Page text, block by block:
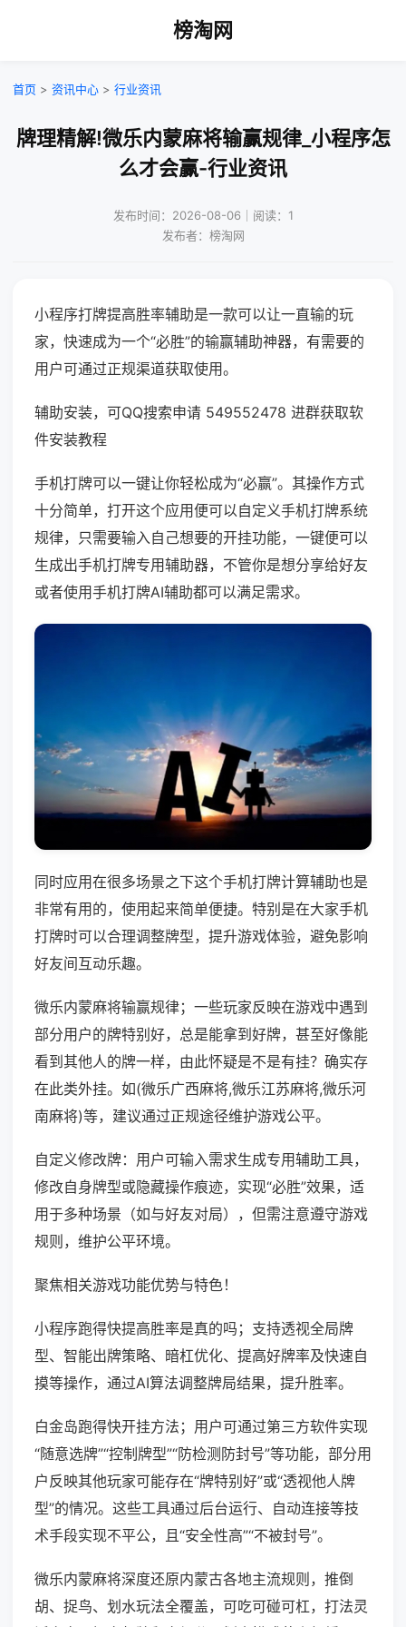
榜淘网
首页 > 资讯中心 > 行业资讯
牌理精解!微乐内蒙麻将输赢规律_小程序怎
么才会赢-行业资讯
发布时间：2026-08-06｜阅读：1
发布者：榜淘网
小程序打牌提高胜率辅助是一款可以让一直输的玩
家，快速成为一个“必胜”的输赢辅助神器，有需要的
用户可通过正规渠道获取使用。
辅助安装，可QQ搜索申请 549552478 进群获取软
件安装教程
手机打牌可以一键让你轻松成为“必赢”。其操作方式
十分简单，打开这个应用便可以自定义手机打牌系统
规律，只需要输入自己想要的开挂功能，一键便可以
生成出手机打牌专用辅助器，不管你是想分享给好友
或者使用手机打牌AI辅助都可以满足需求。
同时应用在很多场景之下这个手机打牌计算辅助也是
非常有用的，使用起来简单便捷。特别是在大家手机
打牌时可以合理调整牌型，提升游戏体验，避免影响
好友间互动乐趣。
微乐内蒙麻将输赢规律；一些玩家反映在游戏中遇到
部分用户的牌特别好，总是能拿到好牌，甚至好像能
看到其他人的牌一样，由此怀疑是不是有挂？确实存
在此类外挂。如(微乐广西麻将,微乐江苏麻将,微乐河
南麻将)等，建议通过正规途径维护游戏公平。
自定义修改牌：用户可输入需求生成专用辅助工具，
修改自身牌型或隐藏操作痕迹，实现“必胜”效果，适
用于多种场景（如与好友对局），但需注意遵守游戏
规则，维护公平环境。
聚焦相关游戏功能优势与特色！
小程序跑得快提高胜率是真的吗；支持透视全局牌
型、智能出牌策略、暗杠优化、提高好牌率及快速自
摸等操作，通过AI算法调整牌局结果，提升胜率。
白金岛跑得快开挂方法；用户可通过第三方软件实现
“随意选牌”“控制牌型”“防检测防封号”等功能，部分用
户反映其他玩家可能存在“牌特别好”或“透视他人牌
型”的情况。这些工具通过后台运行、自动连接等技
术手段实现不平公，且“安全性高”“不被封号”。
微乐内蒙麻将深度还原内蒙古各地主流规则，推倒
胡、捉鸟、划水玩法全覆盖，可吃可碰可杠，打法灵